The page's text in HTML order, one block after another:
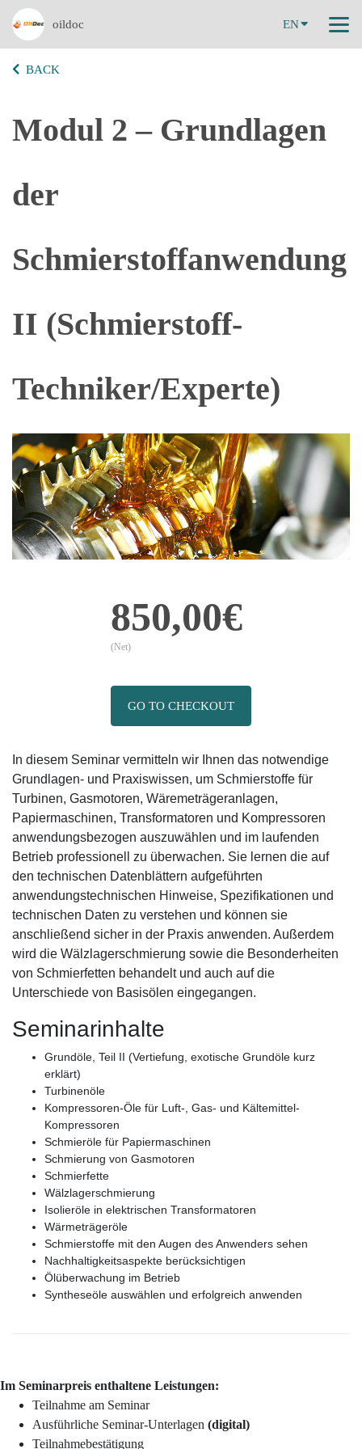
oildoc EN
BACK
Modul 2 – Grundlagen
der
Schmierstoffanwendung
II (Schmierstoff-
Techniker/Experte)
850,00€
(Net)
GO TO CHECKOUT
In diesem Seminar vermitteln wir Ihnen das notwendige
Grundlagen- und Praxiswissen, um Schmierstoffe für
Turbinen, Gasmotoren, Wäremeträgeranlagen,
Papiermaschinen, Transformatoren und Kompressoren
anwendungsbezogen auszuwählen und im laufenden
Betrieb professionell zu überwachen. Sie lernen die auf
den technischen Datenblättern aufgeführten
anwendungstechnischen Hinweise, Spezifikationen und
technischen Daten zu verstehen und können sie
anschließend sicher in der Praxis anwenden. Außerdem
wird die Wälzlagerschmierung sowie die Besonderheiten
von Schmierfetten behandelt und auch auf die
Unterschiede von Basisölen eingegangen.
Seminarinhalte
Grundöle, Teil II (Vertiefung, exotische Grundöle kurz
erklärt)
Turbinenöle
Kompressoren-Öle für Luft-, Gas- und Kältemittel-
Kompressoren
Schmieröle für Papiermaschinen
Schmierung von Gasmotoren
Schmierfette
Wälzlagerschmierung
Isolieröle in elektrischen Transformatoren
Wärmeträgeröle
Schmierstoffe mit den Augen des Anwenders sehen
Nachhaltigkeitsaspekte berücksichtigen
Ölüberwachung im Betrieb
Syntheseöle auswählen und erfolgreich anwenden
Im Seminarpreis enthaltene Leistungen:
Teilnahme am Seminar
Ausführliche Seminar-Unterlagen (digital)
Teilnahmebestätigung